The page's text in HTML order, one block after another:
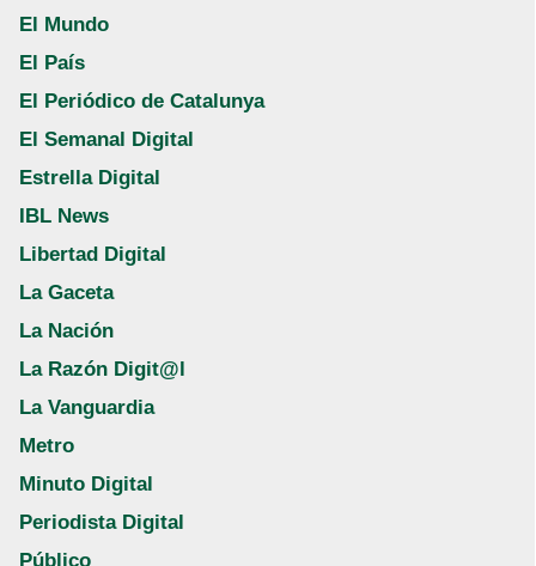
El Mundo
El País
El Periódico de Catalunya
El Semanal Digital
Estrella Digital
IBL News
Libertad Digital
La Gaceta
La Nación
La Razón Digit@l
La Vanguardia
Metro
Minuto Digital
Periodista Digital
Público